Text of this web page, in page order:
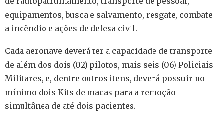
equipamentos, busca e salvamento, resgate, combate
a incêndio e ações de defesa civil.
Cada aeronave deverá ter a capacidade de transporte
de além dos dois (02) pilotos, mais seis (06) Policiais
Militares, e, dentre outros itens, deverá possuir no
mínimo dois Kits de macas para a remoção
simultânea de até dois pacientes.